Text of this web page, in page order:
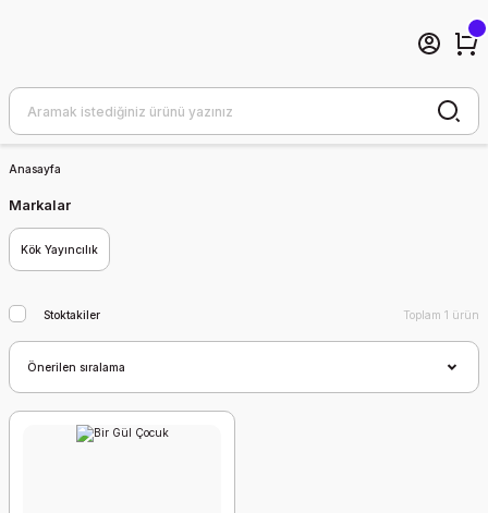
Anasayfa
Markalar
Kök Yayıncılık
Stoktakiler Toplam 1 ürün